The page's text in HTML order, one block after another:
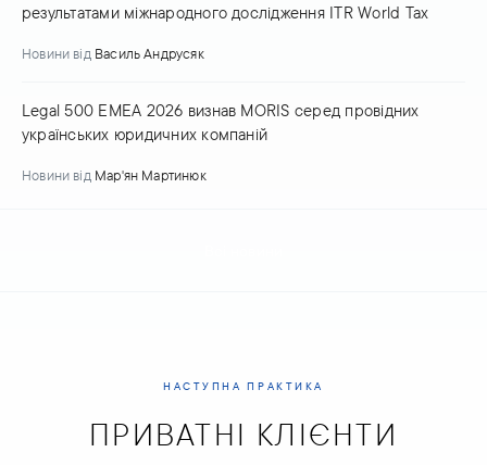
результатами міжнародного дослідження ITR World Tax
Новини від Василь Андрусяк
Legal 500 EMEA 2026 визнав MORIS серед провідних
українських юридичних компаній
Новини від Мар'ян Мартинюк
НАСТУПНА ПРАКТИКА
ПРИВАТНІ КЛІЄНТИ